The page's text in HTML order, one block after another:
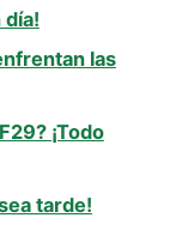
día!
las
¡Todo
tarde!